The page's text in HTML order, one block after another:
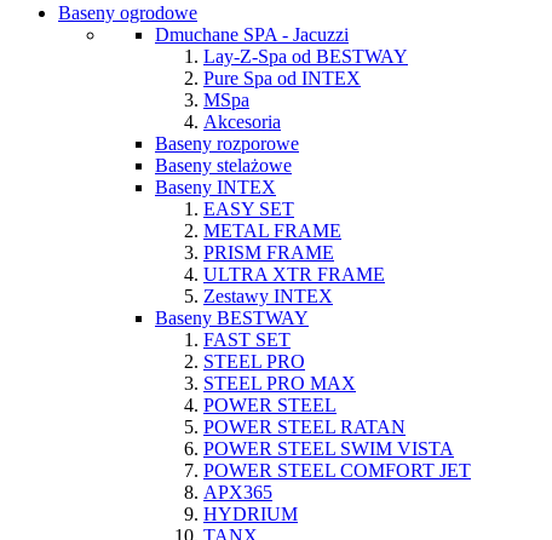
Baseny ogrodowe
Dmuchane SPA - Jacuzzi
Lay-Z-Spa od BESTWAY
Pure Spa od INTEX
MSpa
Akcesoria
Baseny rozporowe
Baseny stelażowe
Baseny INTEX
EASY SET
METAL FRAME
PRISM FRAME
ULTRA XTR FRAME
Zestawy INTEX
Baseny BESTWAY
FAST SET
STEEL PRO
STEEL PRO MAX
POWER STEEL
POWER STEEL RATAN
POWER STEEL SWIM VISTA
POWER STEEL COMFORT JET
APX365
HYDRIUM
TANX